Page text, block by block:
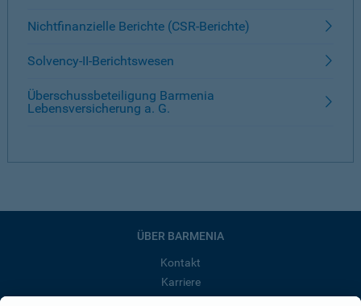
Nichtfinanzielle Berichte (CSR-Berichte)
Solvency-II-Berichtswesen
Überschussbeteiligung Barmenia
Lebensversicherung a. G.
ÜBER BARMENIA
Kontakt
Karriere